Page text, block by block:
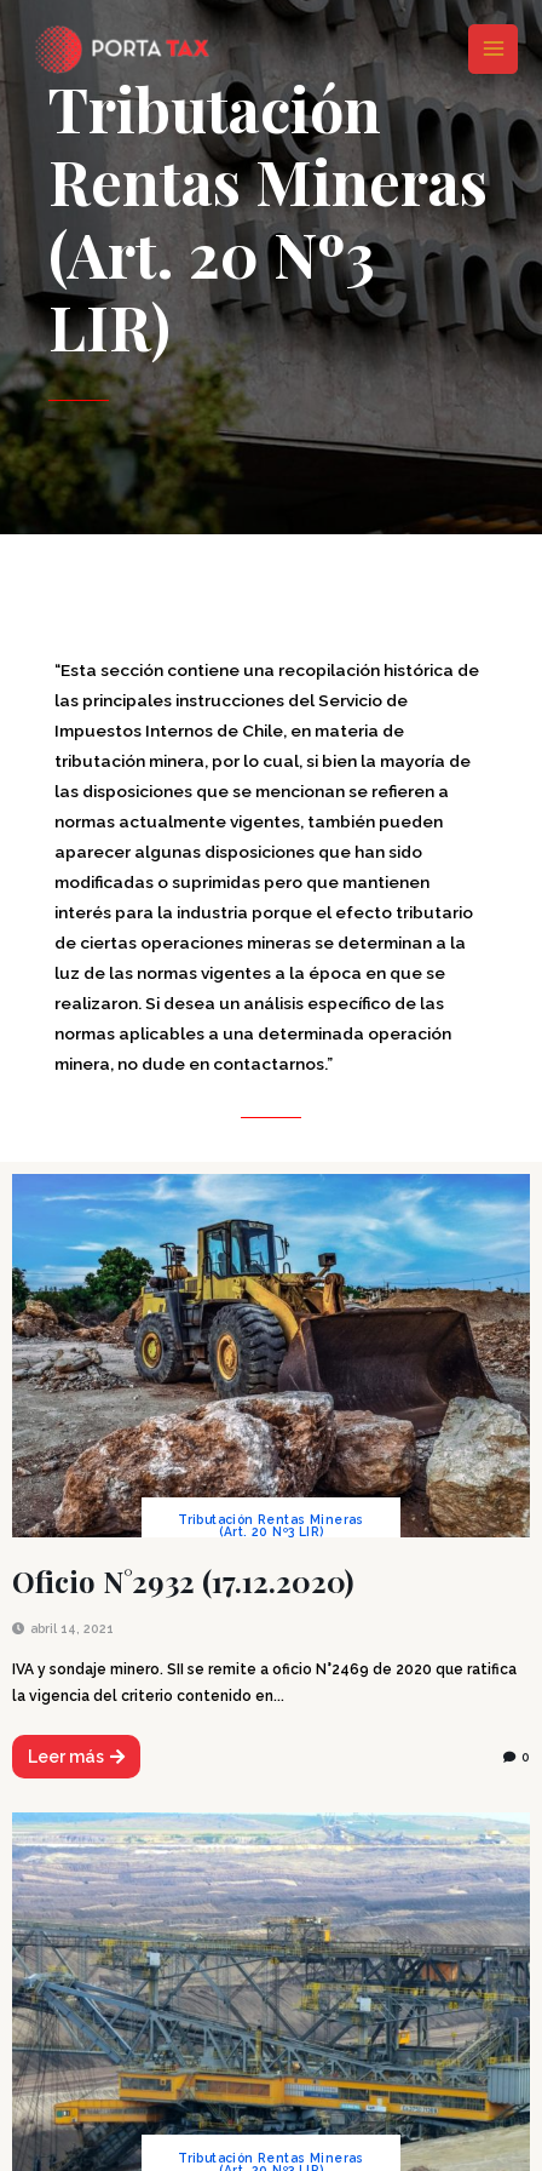
contenidoTributación
Rentas Mineras
(Art. 20 Nº3
LIR)
“Esta sección contiene una recopilación histórica de
las principales instrucciones del Servicio de
Impuestos Internos de Chile, en materia de
tributación minera, por lo cual, si bien la mayoría de
las disposiciones que se mencionan se refieren a
normas actualmente vigentes, también pueden
aparecer algunas disposiciones que han sido
modificadas o suprimidas pero que mantienen
interés para la industria porque el efecto tributario
de ciertas operaciones mineras se determinan a la
luz de las normas vigentes a la época en que se
realizaron. Si desea un análisis específico de las
normas aplicables a una determinada operación
minera, no dude en contactarnos.”
Tributación Rentas Mineras
(Art. 20 Nº3 LIR)
Oficio N°2932 (17.12.2020)
abril 14, 2021
IVA y sondaje minero. SII se remite a oficio N°2469 de 2020 que ratifica
la vigencia del criterio contenido en...
Leer más 0
Tributación Rentas Mineras